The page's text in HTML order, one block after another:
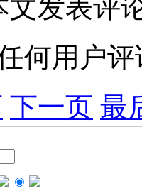
文发表评
何用户评
下一页 最